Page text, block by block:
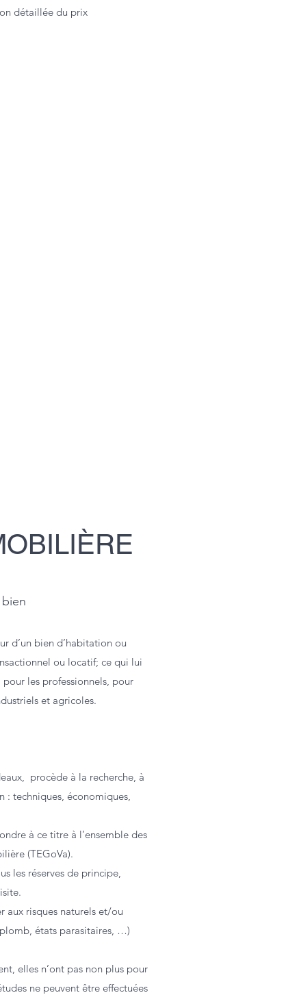
détaillée du prix
d’un bien d’habitation ou
ou locatif; ce qui lui
les professionnels, pour
et agricoles.
procède à la recherche, à
: techniques, économiques,
à ce titre à l’ensemble des
(TEGoVa).
les réserves de principe,
aux risques naturels et/ou
états parasitaires, …)
elles n’ont pas non plus pour
ne peuvent être effectuées